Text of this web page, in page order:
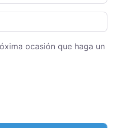
ocasión que haga un